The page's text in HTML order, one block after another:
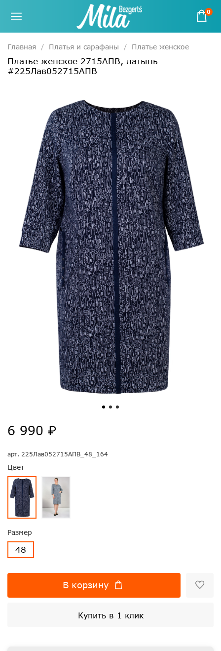
0
Главная Платья и сарафаны Платье женское
Платье женское 2715АПВ, латынь
#225Лав052715АПВ
арт. 225Лав052715АПВ_48_164
Цвет
Размер
48
6 990 ₽
В корзину
Купить в 1 клик